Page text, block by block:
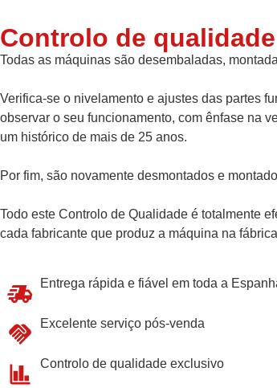
Controlo de qualidade
Todas as máquinas são desembaladas,
Verifica-se o nivelamento e ajustes das partes
observar o seu funcionamento, com ênfase na
um histórico de mais de 25 anos.
Por fim, são novamente desmontados e
Todo este Controlo de Qualidade é totalmente
cada fabricante que produz a máquina na
Entrega rápida e fiável em toda a
Excelente serviço pós-venda
Controlo de qualidade exclusivo